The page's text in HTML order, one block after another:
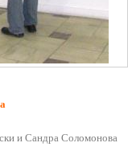
и Сандра Соломонова